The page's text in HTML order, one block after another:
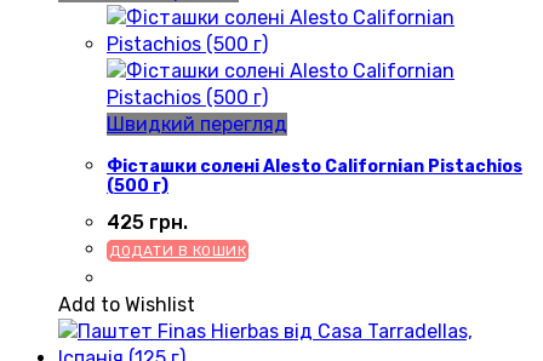
Швидкий перегляд
Фісташки солені Alesto Californian Pistachios
(500 г)
425 грн.
ДОДАТИ В КОШИК
Add to Wishlist